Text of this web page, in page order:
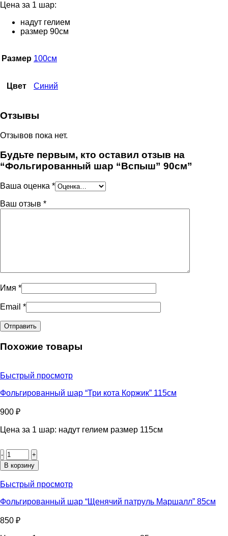
Цена за 1 шар:
надут гелием
размер 90см
Размер 100см
Цвет Синий
Отзывы
Отзывов пока нет.
Будьте первым, кто оставил отзыв на
“Фольгированный шар “Вспыш” 90см”
Ваша оценка *
Ваш отзыв *
Имя *
Email *
Похожие товары
Быстрый просмотр
Фольгированный шар “Три кота Коржик” 115см
900 ₽
Цена за 1 шар: надут гелием размер 115см
товара
Фольгированный
“Три
Коржик”
В корзину
Быстрый просмотр
Фольгированный шар “Щенячий патруль Маршалл” 85см
850 ₽